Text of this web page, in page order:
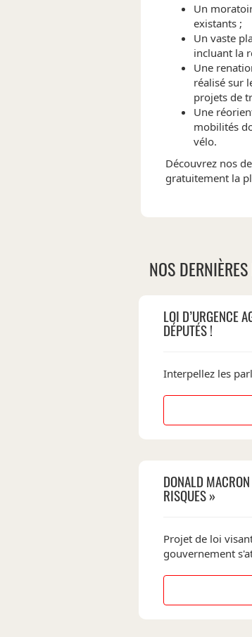
Un
existants ;
Un vaste
incluant la
Une
réalisé sur
projets de
Une
mobilités
vélo.
Découvrez nos
gratuitement la
NOS
LOI D’URGENCE
DÉPUTÉS !
Interpellez les
DONALD
RISQUES »
Projet de loi
gouvernement